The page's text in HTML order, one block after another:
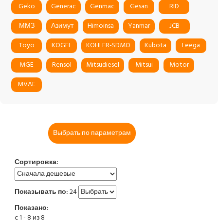
Geko
Generac Genmac Gesan
RID
ММЗ
Азимут Himoinsa Yanmar
JCB
Toyo
KOGEL KOHLER-SDMO Kubota
Leega
MGE
Rensol Mitsudiesel Mitsui
Motor
MVAE
Выбрать по параметрам
Сортировка:
Показывать по:24
Показано:
c 1 - 8 из 8